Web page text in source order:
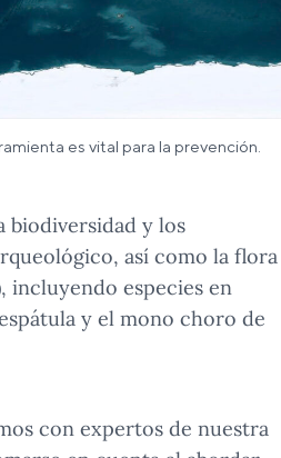
es vital para la prevención.
biodiversidad y los
así como la flora
incluyendo especies en
y el mono choro de
con expertos de nuestra